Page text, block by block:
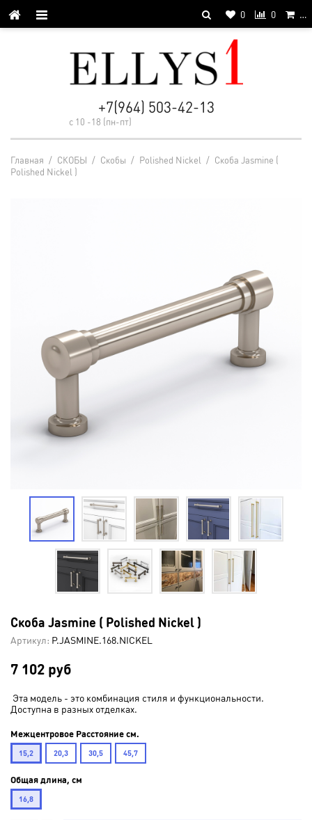
0 0 …
+7(964) 503-42-13
с 10 -18 (пн-пт)
Главная / СКОБЫ / Cкобы / Polished Nickel / Скоба Jasmine (
Polished Nickel )
Скоба Jasmine ( Polished Nickel )
Артикул: P.JASMINE.168.NICKEL
7 102 руб
Эта модель - это комбинация стиля и функциональности.
Доступна в разных отделках.
Межцентровое Расстояние см.
15,2 20,3 30,5 45,7
Общая длина, см
16,8